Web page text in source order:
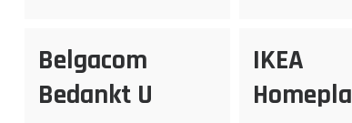
Belgacom
Bedankt U
IKEA